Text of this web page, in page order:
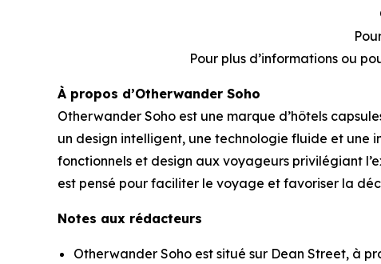
Pour plus d’informations ou
À propos d’Otherwander Soho
Otherwander Soho est une marque d’hôtels
un design intelligent, une technologie fluide et une
fonctionnels et design aux voyageurs privilégiant
est pensé pour faciliter le voyage et favoriser la
Notes aux rédacteurs
Otherwander Soho est situé sur Dean Street, à